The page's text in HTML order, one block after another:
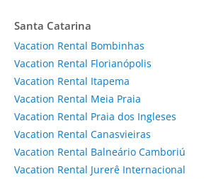
Santa Catarina
Vacation Rental Bombinhas
Vacation Rental Florianópolis
Vacation Rental Itapema
Vacation Rental Meia Praia
Vacation Rental Praia dos Ingleses
Vacation Rental Canasvieiras
Vacation Rental Balneário Camboriú
Vacation Rental Jurerê Internacional